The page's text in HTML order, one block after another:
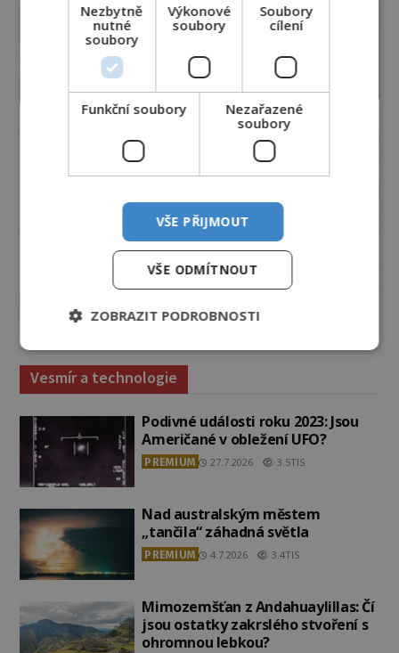
Vesmír a technologie
Podivné události roku 2023: Jsou
Američané v obležení UFO?
PREMIUM 27.7.2026 3.5TIS
Nad australským městem
„tančila“ záhadná světla
PREMIUM 4.7.2026 3.4TIS
Mimozemšťan z Andahuaylillas: Čí
jsou ostatky zakrslého stvoření s
ohromnou lebkou?
Nezbytně
nutné
soubory
Výkonové
soubory
Soubory
cílení
Funkční soubory
Nezařazené
soubory
VŠE PŘIJMOUT
VŠE ODMÍTNOUT
ZOBRAZIT PODROBNOSTI